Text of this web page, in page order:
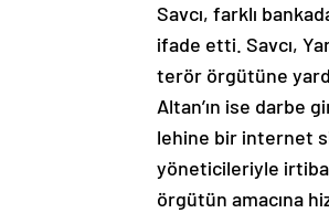
Savcı, farklı
ifade etti. Savcı,
terör örgütüne
Altan’ın ise darbe
lehine bir internet
yöneticileriyle
örgütün amacına